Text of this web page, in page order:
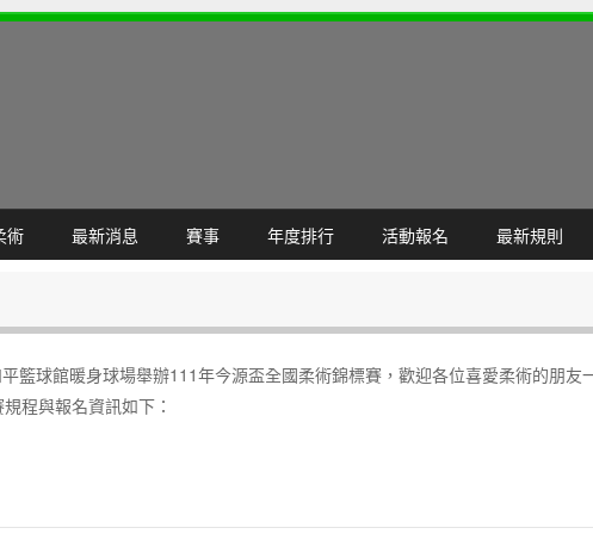
術 最新消息 賽事 年度排行 活動報名 最新規則
籃球館暖身球場舉辦111年今源盃全國柔術錦標賽，歡迎各位喜愛柔術的朋友
程與報名資訊如下：